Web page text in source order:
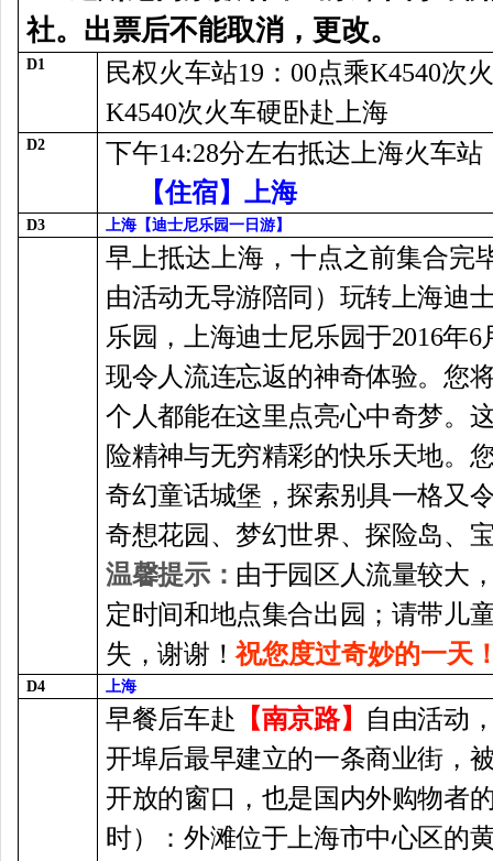
社。出票后不能取消，更改。
D1
民权火车站19：00点乘K4540次
K4540次火车硬卧赴上海
D2
下午14:28分左右抵达上海火车
【住宿】上海
D3 上海【迪士尼乐园一日游】
早上抵达上海，十点之前集合完
由活动无导游陪同）玩转上海迪
乐园，上海迪士尼乐园于2016年
现令人流连忘返的神奇体验。您
个人都能在这里点亮心中奇梦。
险精神与无穷精彩的快乐天地
奇幻童话城堡，探索别具一格
奇想花园、梦幻世界、探险岛、
温馨提示： 由于园区人流量较大
定时间和地点集合出园；请带儿
失，谢谢！祝您度过奇妙的一天
D4 上海
早餐后车赴 【南京路】
自由活动
开埠后最早建立的一条商业街，
开放的窗口，也是国内外购物者
时）：外滩位于上海市中心区的